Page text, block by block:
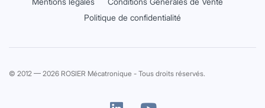
Politique de confidentialité
© 2012 — 2026 ROSIER Mécatronique - Tous droits réservés.